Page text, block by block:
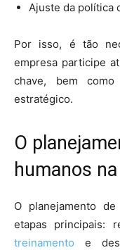
Ajuste da política
Por isso, é tão
empresa participe
chave, bem
estratégico.
O
humanos
O planejamento
etapas principais:
treinamento e